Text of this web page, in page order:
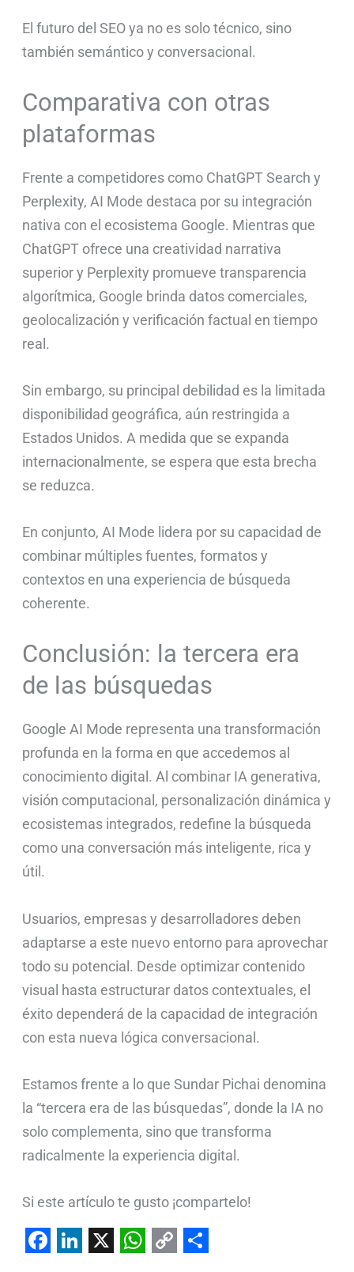
El futuro del SEO ya no es solo técnico, sino
también semántico y conversacional.
Comparativa con otras
plataformas
Frente a competidores como ChatGPT Search y
Perplexity, AI Mode destaca por su integración
nativa con el ecosistema Google. Mientras que
ChatGPT ofrece una creatividad narrativa
superior y Perplexity promueve transparencia
algorítmica, Google brinda datos comerciales,
geolocalización y verificación factual en tiempo
real.
Sin embargo, su principal debilidad es la limitada
disponibilidad geográfica, aún restringida a
Estados Unidos. A medida que se expanda
internacionalmente, se espera que esta brecha
se reduzca.
En conjunto, AI Mode lidera por su capacidad de
combinar múltiples fuentes, formatos y
contextos en una experiencia de búsqueda
coherente.
Conclusión: la tercera era
de las búsquedas
Google AI Mode representa una transformación
profunda en la forma en que accedemos al
conocimiento digital. Al combinar IA generativa,
visión computacional, personalización dinámica y
ecosistemas integrados, redefine la búsqueda
como una conversación más inteligente, rica y
útil.
Usuarios, empresas y desarrolladores deben
adaptarse a este nuevo entorno para aprovechar
todo su potencial. Desde optimizar contenido
visual hasta estructurar datos contextuales, el
éxito dependerá de la capacidad de integración
con esta nueva lógica conversacional.
Estamos frente a lo que Sundar Pichai denomina
la “tercera era de las búsquedas”, donde la IA no
solo complementa, sino que transforma
radicalmente la experiencia digital.
Si este artículo te gusto ¡compartelo!